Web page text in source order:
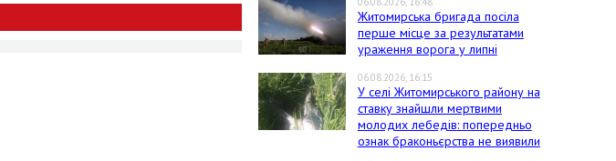
Житомирська бригада посіла
перше місце за результатами
ураження ворога у липні
06.08.2026, 16:15
У селі Житомирського району на
ставку знайшли мертвими
молодих лебедів: попередньо
ознак браконьєрства не виявили